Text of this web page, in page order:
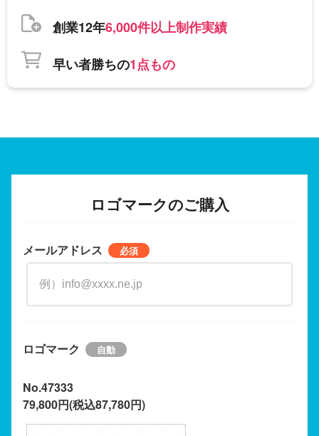
創業12年6,000件以上制作実績
早い者勝ちの1点もの
ロゴマークのご購入
メールアドレス
ロゴマーク
No.47333
79,800円(税込87,780円)